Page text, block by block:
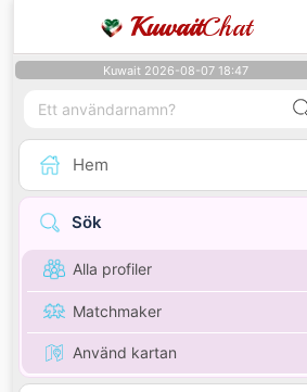
KuwaitChat
Kuwait 2026-08-07 18:47
Hem
Sök
Alla profiler
Matchmaker
Använd kartan